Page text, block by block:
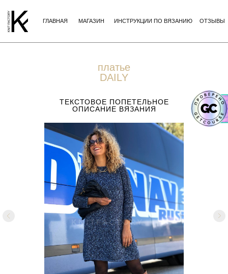
платье
DAILY
ТЕКСТОВОЕ ПОПЕТЕЛЬНОЕ
ОПИСАНИЕ ВЯЗАНИЯ